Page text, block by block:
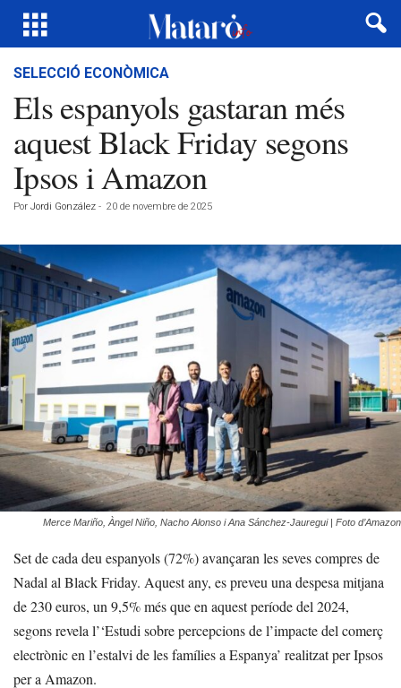
SELECCIÓ ECONÒMICA
Els espanyols gastaran més
aquest Black Friday segons
Ipsos i Amazon
Por Jordi González - 20 de novembre de 2025
Merce Mariño, Àngel Niño, Nacho Alonso i Ana Sánchez-Jauregui | Foto d’Amazon
Set de cada deu espanyols (72%) avançaran les seves compres de
Nadal al Black Friday. Aquest any, es preveu una despesa mitjana
de 230 euros, un 9,5% més que en aquest període del 2024,
segons revela l’‘Estudi sobre percepcions de l’impacte del comerç
electrònic en l’estalvi de les famílies a Espanya’ realitzat per Ipsos
per a Amazon.